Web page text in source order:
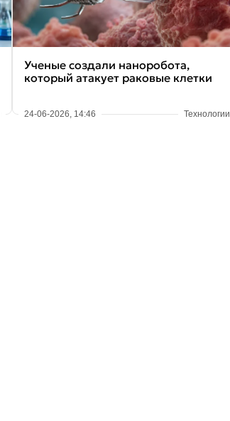
Ученые создали наноробота,
который атакует раковые клетки
24-06-2026, 14:46 Технологии